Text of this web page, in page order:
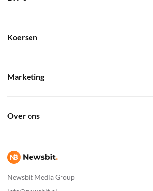
Newsbit Media Group
Koersen
Marketing
Over ons